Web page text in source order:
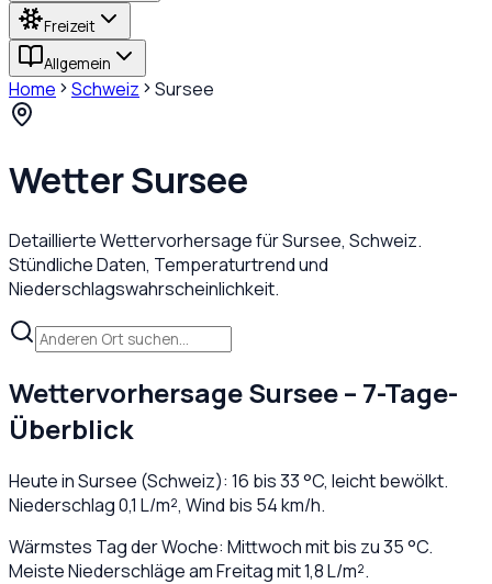
Freizeit
Allgemein
Home Schweiz Sursee
WetterSursee
Detaillierte Wettervorhersage fürSursee, Schweiz.
Stündliche Daten, Temperaturtrend und
Niederschlagswahrscheinlichkeit.
WettervorhersageSursee– 7-Tage-
Überblick
Heute inSursee (Schweiz): 16 bis33°C, leicht bewölkt.
Niederschlag0,1 L/m², Wind bis 54km/h.
Wärmstes Tag der Woche: Mittwoch mit bis zu 35 °C.
Meiste Niederschläge am Freitag mit 1,8 L/m².